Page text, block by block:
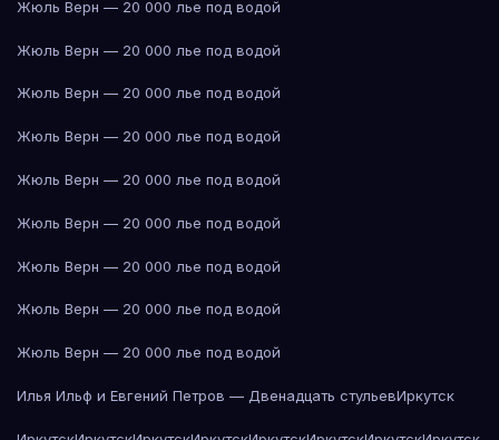
Жюль Верн — 20 000 лье под водой
Жюль Верн — 20 000 лье под водой
Жюль Верн — 20 000 лье под водой
Жюль Верн — 20 000 лье под водой
Жюль Верн — 20 000 лье под водой
Жюль Верн — 20 000 лье под водой
Жюль Верн — 20 000 лье под водой
Жюль Верн — 20 000 лье под водой
Жюль Верн — 20 000 лье под водой
Илья Ильф и Евгений Петров — Двенадцать стульевИркутск